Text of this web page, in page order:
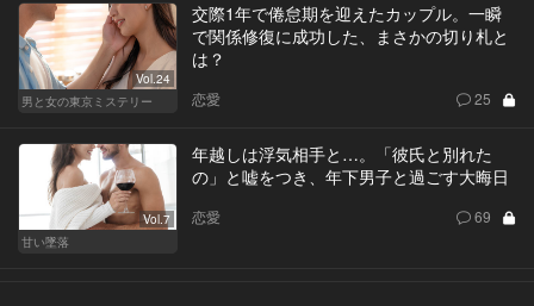
Vol.24
男と女の東京ミステリー
交際1年で倦怠期を迎えたカップル。一瞬
で関係修復に成功した、まさかの切り札と
は？
恋愛 25
Vol.7
甘い墜落
年越しは浮気相手と…。「彼氏と別れた
の」と嘘をつき、年下男子と過ごす大晦日
恋愛 69